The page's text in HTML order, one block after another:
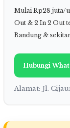
Mulai Rp28 juta/
Out & 2 In 2 Out
Bandung &
Hubungi
Alamat: Jl.